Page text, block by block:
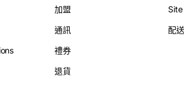
的魅力
人心中的最愛，不僅因為它的外型獨特，
徵著高貴與純潔。這種花朵通常具有清新
瞬間吸引每個人的注意，讓人難以忘懷。
加盟
通訊
禮券
退貨
配